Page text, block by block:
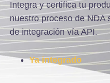
Integra y certifica tu
nuestro proceso de NDA
de integración vía API.
Ya integrado